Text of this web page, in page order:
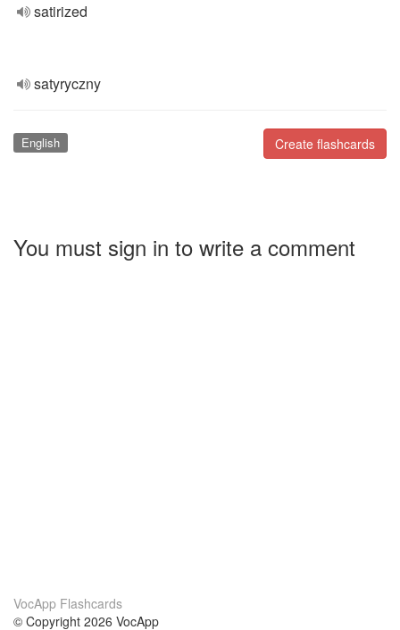
satirized
satyryczny
Create flashcards
English
You must sign in to write a comment
VocApp Flashcards
© Copyright 2026 VocApp